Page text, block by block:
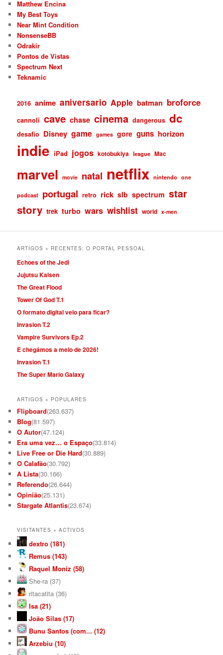
Matthew Encina
My Best Toys
Near Mint Condition
NonsenseBB
Odrakir
Pontos de Vistas
Spectrum Next
Teknamic
2016 anime aniversario Apple batman broforce
cannoli cave chase cinema dangerous dc
desafio Disney game games gore guns horizon
indie iPad jogos kotobukiya league Mac
marvel movie natal netflix nintendo one
podcast portugal retro rick slb spectrum star
story trek turbo wars wishlist world x-men
ARTIGOS + RECENTES: O PORTAL PESSOAL
Echoes of the Jedi
Jujutsu Kaisen
The Great Flood
Tower Of God T.1
O formato digital veio para ficar?
Invasion T.2
Vampire Survivors Ep.2
E chegámos a meio de 2026!
Invasion T.1
The Super Mario Galaxy
ARTIGOS + POPULARES
Flipboard(263.637)
Blog(81.597)
O Autor(47.124)
Era uma vez… o Espaço(33.814)
Live Free or Die Hard(30.889)
O Calafão(30.792)
A Lista(30.166)
Referendo(26.644)
Opinião(25.131)
Stargate Atlantis(23.674)
VISITANTES + ACTIVOS
dextro (181)
Remus (143)
Raquel Moniz (58)
She-ra (37)
ritacatita (36)
Isa (21)
João Silas (17)
Bunu Santos (com... (12)
Arzebiu (10)